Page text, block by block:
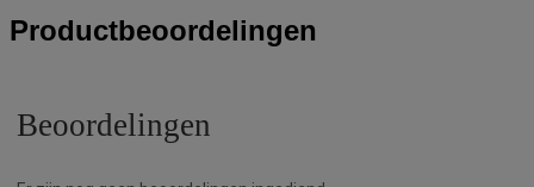
Productbeoordelingen